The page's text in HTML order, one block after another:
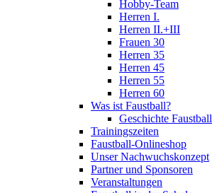
Hobby-Team
Herren I.
Herren II.+III
Frauen 30
Herren 35
Herren 45
Herren 55
Herren 60
Was ist Faustball?
Geschichte Faustball
Trainingszeiten
Faustball-Onlineshop
Unser Nachwuchskonzept
Partner und Sponsoren
Veranstaltungen